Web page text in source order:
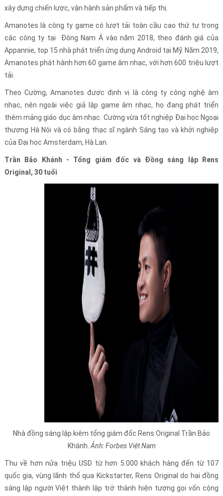
xây dựng chiến lược, vận hành sản phẩm và tiếp thị.
Amanotes là công ty game có lượt tải toàn cầu cao thứ tư trong
các công ty tại Đông Nam Á vào năm 2018, theo đánh giá của
Appannie, top 15 nhà phát triển ứng dụng Android tại Mỹ. Năm 2019,
Amanotes phát hành hơn 60 game âm nhạc, với hơn 600 triệu lượt
tải.
Theo Cường, Amanotes được định vị là công ty công nghệ âm
nhạc, nên ngoài việc giả lập game âm nhạc, họ đang phát triển
thêm mảng giáo dục âm nhạc. Cường vừa tốt nghiệp Đại học Ngoại
thương Hà Nội và có bằng thạc sĩ ngành Sáng tạo và khởi nghiệp
của Đại học Amsterdam, Hà Lan.
Trần Bảo Khánh - Tổng giám đốc và Đồng sáng lập Rens
Original, 30 tuổi
Nhà đồng sáng lập kiêm tổng giám đốc Rens Original Trần Bảo
Khánh. Ảnh: Forbes Việt Nam
Thu về hơn nửa triệu USD từ hơn 5.000 khách hàng đến từ 107
quốc gia, vùng lãnh thổ qua Kickstarter, Rens Original do hai đồng
sáng lập người Việt thành lập trở thành hiện tượng gọi vốn cộng